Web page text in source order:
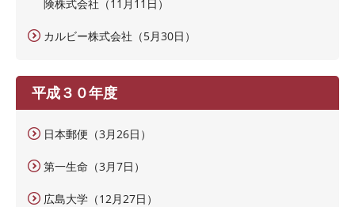
険株式会社（11月11日）
カルビー株式会社（5月30日）
平成３０年度
日本郵便（3月26日）
第一生命（3月7日）
広島大学（12月27日）